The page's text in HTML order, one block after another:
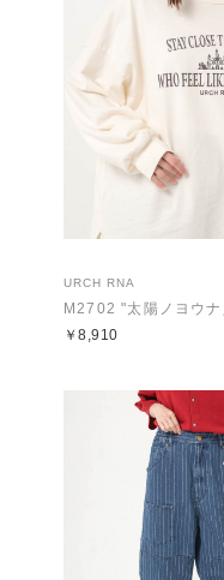
URCH RNA
￥8,910